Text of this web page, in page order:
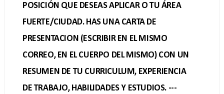
POSICIÓN QUE DESEAS APLICAR O TU ÁREA
FUERTE/CIUDAD. HAS UNA CARTA DE
PRESENTACION (ESCRIBIR EN EL MISMO
CORREO, EN EL CUERPO DEL MISMO) CON UN
RESUMEN DE TU CURRICULUM, EXPERIENCIA
DE TRABAJO, HABILIDADES Y ESTUDIOS. ---